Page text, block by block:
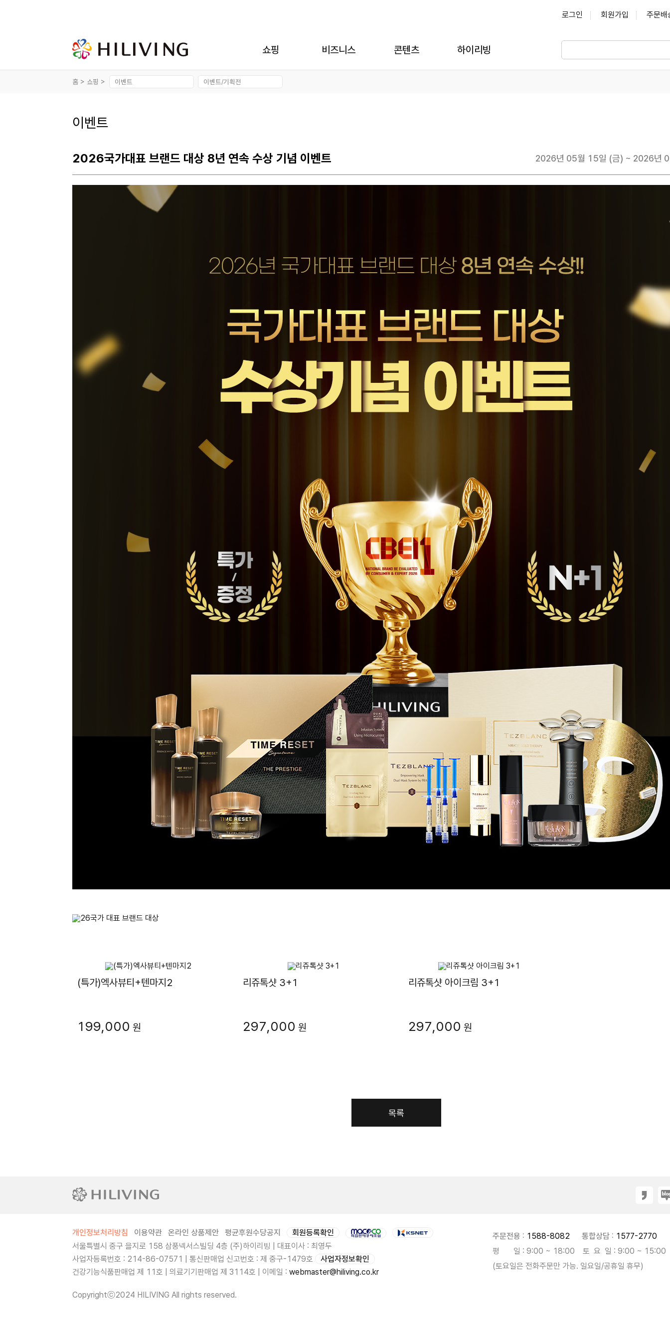
로그인 회원가입 주문배
쇼핑 비즈니스 콘텐츠 하이리빙
홈 > 쇼핑 >
이벤트
2026국가대표 브랜드 대상 8년 연속 수상 기념 이벤트 2026년 05월 15일 (금) ~ 2026년
(특가)엑사뷰티+텐마지2
199,000 원
리쥬톡샷 3+1
297,000 원
리쥬톡샷 아이크림 3+1
297,000 원
목록
개인정보처리방침 이용약관 온라인 상품제안 평균후원수당공지
회원등록확인
서울특별시 중구 을지로 158 삼풍넥서스빌딩 4층 (주)하이리빙 | 대표이사 : 최영두
사업자등록번호 : 214-86-07571 | 통신판매업 신고번호 : 제 중구-1479호
사업자정보확인
건강기능식품판매업 제 11호 | 의료기기판매업 제 3114호 | 이메일 : webmaster@hiliving.co.kr
Copyrightⓒ2024 HILIVING All rights reserved.
주문전용 : 1588-8082 통합상담 : 1577-2770
평 일 : 9:00 ~ 18:00 토 요 일 : 9:00 ~ 15:00
(토요일은 전화주문만 가능. 일요일/공휴일 휴무)